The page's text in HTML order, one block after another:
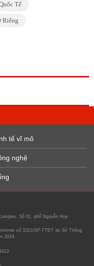
Tế
Riêng
tế vĩ mô
nghệ
Số 01, phố Nguyễn Huy
số 3321/GP-TTĐT do Sở Thông
2019.